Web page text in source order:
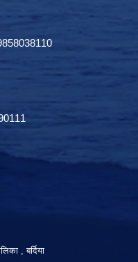
, बर्दिया